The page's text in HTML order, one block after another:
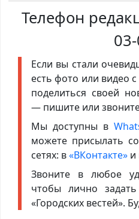
Телефон
Если вы стали
есть фото или видео
поделиться своей
— пишите или
Мы доступны в
можете присылать
сетях: в«ВКонтакте»и
Звоните в любое
чтобы лично
«Городских вестей».